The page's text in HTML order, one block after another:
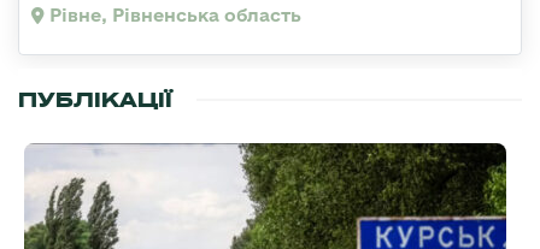
Рівне, Рівненська область
ПУБЛІКАЦІЇ